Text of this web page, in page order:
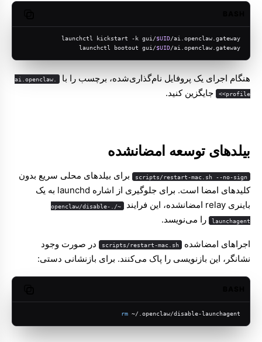
launchctl kickstart -k gui/$UID/ai.openclaw.gateway
launchctl bootout gui/$UID/ai.openclaw.gateway
هنگام اجرای یک پروفایل نام‌گذاری‌شده، برچسب را با ai.openclaw.
<profile> جایگزین کنید.
بیلدهای توسعه امضانشده
scripts/restart-mac.sh --no-sign برای بیلدهای محلی سریع بدون
کلیدهای امضا است. برای جلوگیری از اشاره launchd به یک
باینری relay امضانشده، این فرایند
~/.openclaw/disable-
launchagent را می‌نویسد.
اجراهای امضاشده scripts/restart-mac.sh در صورت وجود
نشانگر، این بازنویسی را پاک می‌کنند. برای بازنشانی دستی:
rm ~/.openclaw/disable-launchagent